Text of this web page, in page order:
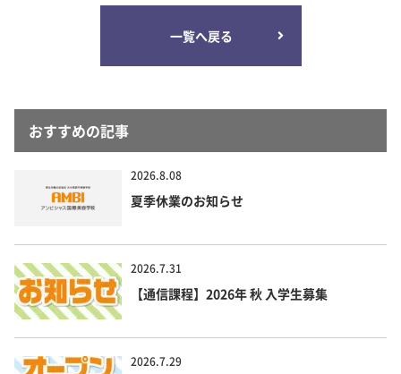
一覧へ戻る
おすすめの記事
2026.8.08
夏季休業のお知らせ
2026.7.31
【通信課程】2026年 秋 入学生募集
2026.7.29